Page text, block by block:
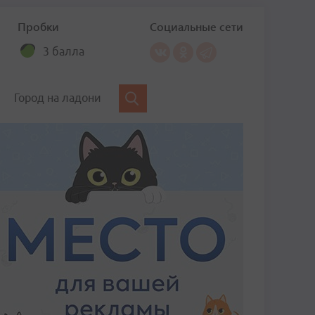
Пробки
3 балла
Социальные сети
Город на ладони